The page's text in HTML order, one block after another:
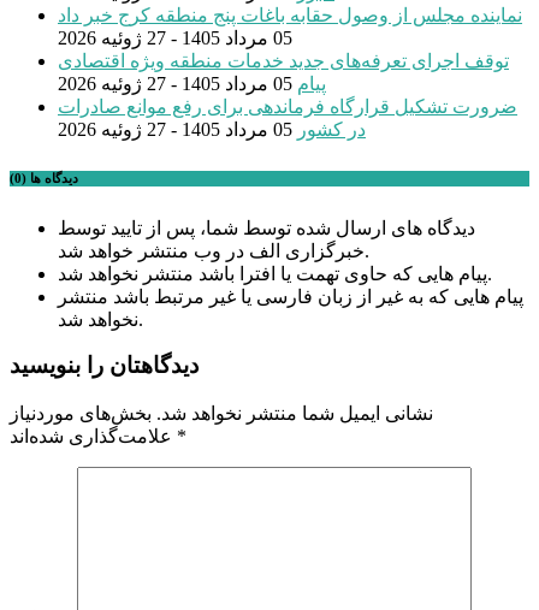
نماینده مجلس از وصول حقابه باغات پنج منطقه کرج خبر داد
05 مرداد 1405 - 27 ژوئیه 2026
توقف اجرای تعرفه‌های جدید خدمات منطقه ویژه اقتصادی
پیام 05 مرداد 1405 - 27 ژوئیه 2026
ضرورت تشکیل قرارگاه فرماندهی برای رفع موانع صادرات
در کشور 05 مرداد 1405 - 27 ژوئیه 2026
دیدگاه ها (0)
دیدگاه های ارسال شده توسط شما، پس از تایید توسط
خبرگزاری الف در وب منتشر خواهد شد.
پیام هایی که حاوی تهمت یا افترا باشد منتشر نخواهد شد.
پیام هایی که به غیر از زبان فارسی یا غیر مرتبط باشد منتشر
نخواهد شد.
دیدگاهتان را بنویسید
نشانی ایمیل شما منتشر نخواهد شد. بخش‌های موردنیاز
*